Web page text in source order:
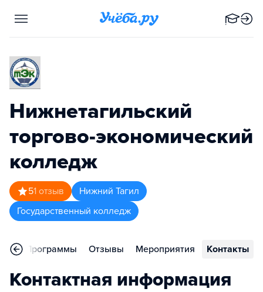
Нижнетагильский
торгово-экономический
колледж
51 отзыв
Нижний Тагил
Государственный колледж
Программы Отзывы Мероприятия Контакты
Контактная информация